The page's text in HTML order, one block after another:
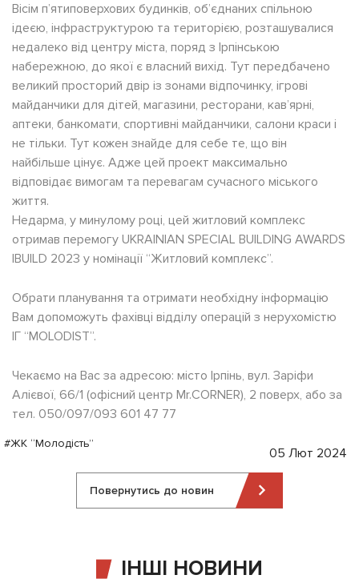
Вісім п’ятиповерхових будинків, об’єднаних спільною
ідеєю, інфраструктурою та територією, розташувалися
недалеко від центру міста, поряд з Ірпінською
набережною, до якої є власний вихід. Тут передбачено
великий просторий двір із зонами відпочинку, ігрові
майданчики для дітей, магазини, ресторани, кав’ярні,
аптеки, банкомати, спортивні майданчики, салони краси і
не тільки. Тут кожен знайде для себе те, що він
найбільше цінує. Адже цей проект максимально
відповідає вимогам та перевагам сучасного міського
життя.
Недарма, у минулому році, цей житловий комплекс
отримав перемогу UKRAINIAN SPECIAL BUILDING AWARDS
IBUILD 2023 у номінації “Житловий комплекс”.
Обрати планування та отримати необхідну інформацію
Вам допоможуть фахівці відділу операцій з нерухомістю
ІГ “MOLODIST”.
Чекаємо на Вас за адресою: місто Ірпінь, вул. Заріфи
Алієвої, 66/1 (офісний центр Mr.CORNER), 2 поверх, або за
тел. 050/097/093 601 47 77
#ЖК “Молодість”
05 Лют 2024
Повернутись до новин
ІНШІ НОВИНИ